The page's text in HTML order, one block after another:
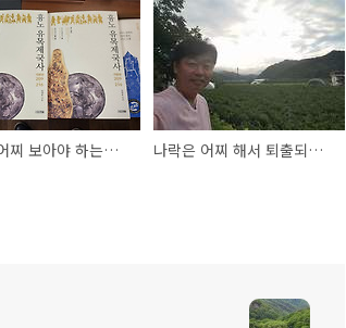
흉노를 어찌 보아야 하는가(1) 나락은 어찌 해서 퇴출되었는가?